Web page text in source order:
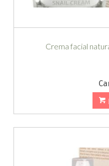
Crema facial